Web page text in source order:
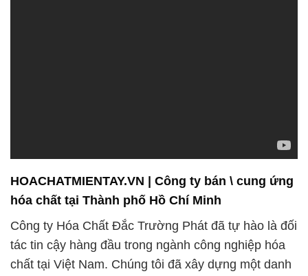
HOACHATMIENTAY.VN | Công ty bán \ cung ứng
hóa chất tại Thành phố Hồ Chí Minh
Công ty Hóa Chất Đắc Trường Phát đã tự hào là đối
tác tin cậy hàng đầu trong ngành công nghiệp hóa
chất tại Việt Nam. Chúng tôi đã xây dựng một danh